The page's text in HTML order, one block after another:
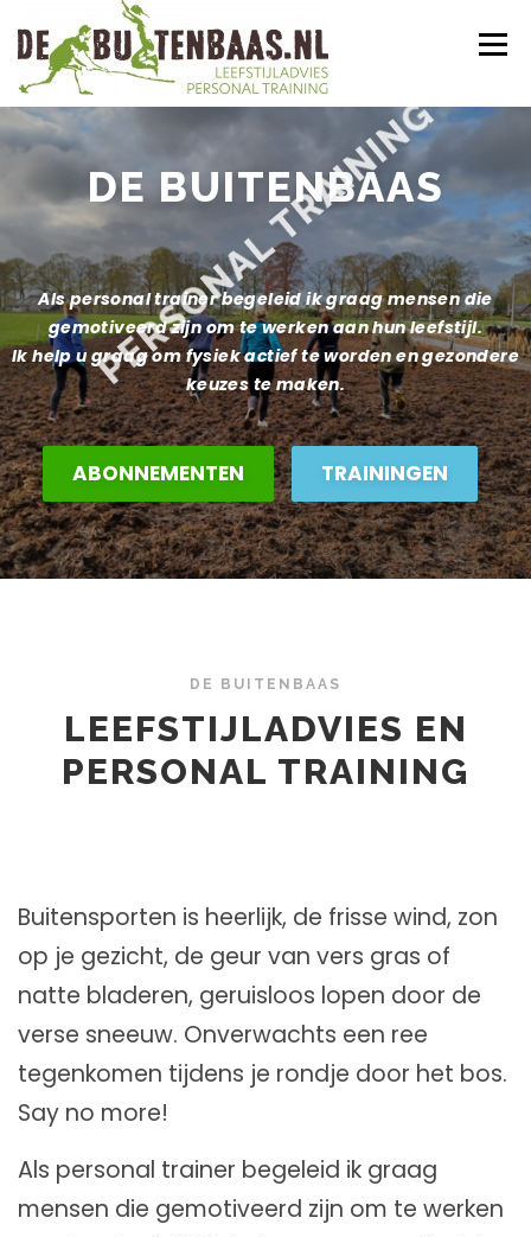
naar
de
inhoudHOE WERKT HET TRAININGEN
ABONNEMENT CONTACT INLOGGEN
DE BUITENBAAS
PERSONAL TRAINING
Als personal trainer begeleid ik graag mensen die
gemotiveerd zijn om te werken aan hun leefstijl.
Ik help u graag om fysiek actief te worden en gezondere
keuzes te maken.
ABONNEMENTEN TRAININGEN
DE BUITENBAAS
LEEFSTIJLADVIES EN
PERSONAL TRAINING
Buitensporten is heerlijk, de frisse wind, zon
op je gezicht, de geur van vers gras of
natte bladeren, geruisloos lopen door de
verse sneeuw. Onverwachts een ree
tegenkomen tijdens je rondje door het bos.
Say no more!
Als personal trainer begeleid ik graag
mensen die gemotiveerd zijn om te werken